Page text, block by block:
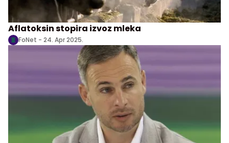
Aflatoksin stopira izvoz mleka
FoNet - 24. Apr 2025.